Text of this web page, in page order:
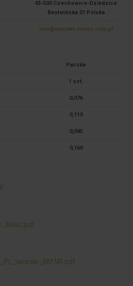
43-500 Czechowice-Dziedzice
Bestwińska 21 Polska
info@kontakt-simon.com.pl
Paczka
1 szt.
0,076
0,110
0,045
0,160
NR.pdf